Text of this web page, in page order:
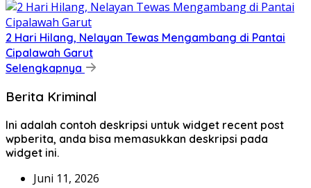
2 Hari Hilang, Nelayan Tewas Mengambang di Pantai
Cipalawah Garut
Selengkapnya
Berita Kriminal
Ini adalah contoh deskripsi untuk widget recent post
wpberita, anda bisa memasukkan deskripsi pada
widget ini.
Juni 11, 2026